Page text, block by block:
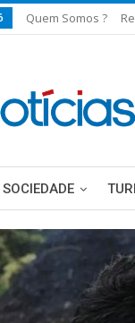
Quem Somos ?
SOCIEDADE